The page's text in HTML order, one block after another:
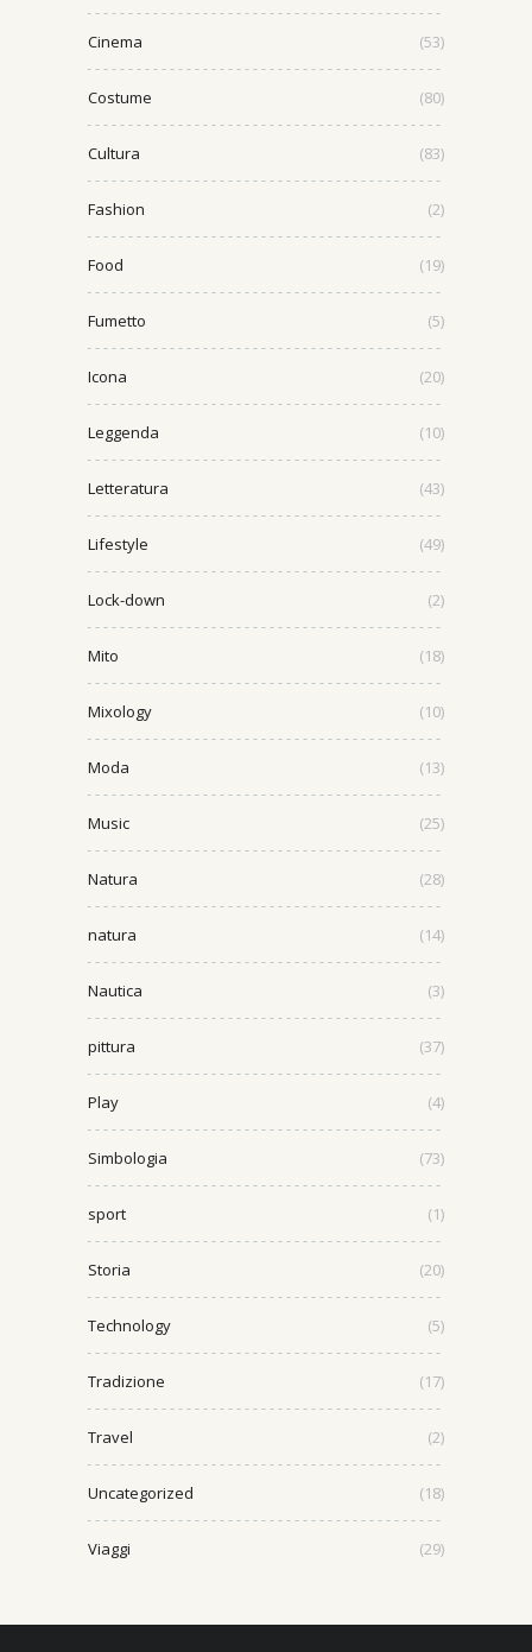
Cinema (53)
Costume (80)
Cultura (83)
Fashion (2)
Food (19)
Fumetto (5)
Icona (20)
Leggenda (10)
Letteratura (43)
Lifestyle (49)
Lock-down (2)
Mito (18)
Mixology (10)
Moda (13)
Music (25)
Natura (28)
natura (14)
Nautica (3)
pittura (37)
Play (4)
Simbologia (73)
sport (1)
Storia (20)
Technology (5)
Tradizione (17)
Travel (2)
Uncategorized (18)
Viaggi (29)